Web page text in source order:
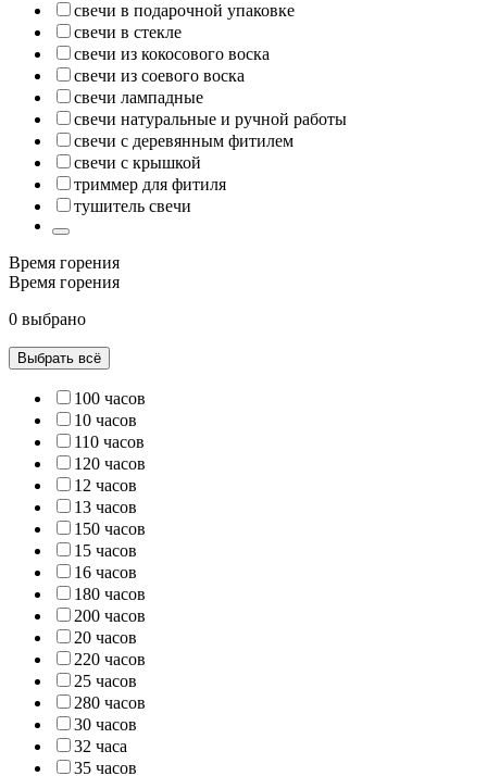
свечи в подарочной упаковке
свечи в стекле
свечи из кокосового воска
свечи из соевого воска
свечи лампадные
свечи натуральные и ручной работы
свечи с деревянным фитилем
свечи с крышкой
триммер для фитиля
тушитель свечи
Время горения
Время горения
0 выбрано
Выбрать всё
100 часов
10 часов
110 часов
120 часов
12 часов
13 часов
150 часов
15 часов
16 часов
180 часов
200 часов
20 часов
220 часов
25 часов
280 часов
30 часов
32 часа
35 часов